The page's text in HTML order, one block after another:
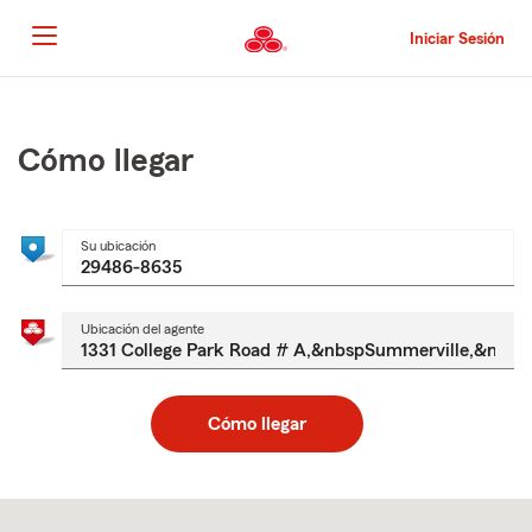
al
contenido
principal
Iniciar Sesión
principal
Cómo llegar
Su ubicación
Ubicación del agente
Cómo llegar
to